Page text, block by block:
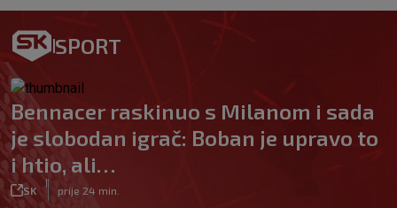
SPORT
Bennacer raskinuo s Milanom i sada
je slobodan igrač: Boban je upravo to
i htio, ali…
SK prije 24 min.